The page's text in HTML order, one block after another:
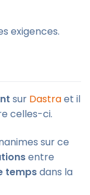
exigences.
sur Dastraet il
celles-ci.
sur ce
entre
tempsdans la